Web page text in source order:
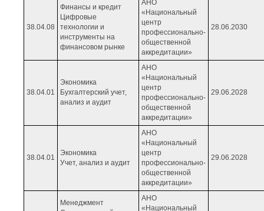
38.04.08
Финансы и кредит
Цифровые
технологии и
инструменты на
финансовом рынке
АНО
«Национальный
центр
профессионально-
общественной
аккредитации»
28.06.2030
38.04.01
Экономика
Бухгалтерский учет,
анализ и аудит
АНО
«Национальный
центр
профессионально-
общественной
аккредитации»
29.06.2028
38.04.01
Экономика
Учет, анализ и аудит
АНО
«Национальный
центр
профессионально-
общественной
аккредитации»
29.06.2028
Менеджмент
АНО
«Национальный